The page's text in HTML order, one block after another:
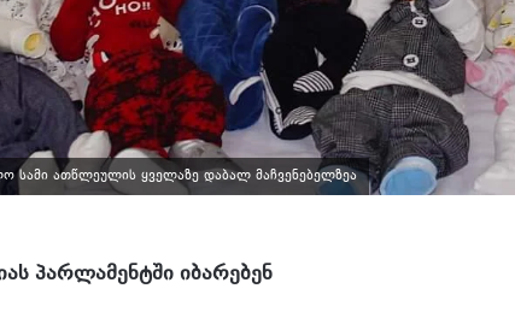
სამი ათწლეულის ყველაზე დაბალ მაჩვენებელზეა
პარლამენტში იბარებენ